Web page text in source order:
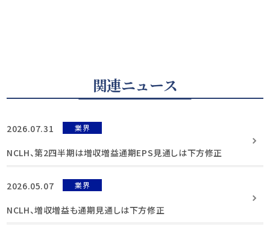
関連ニュース
2026.07.31 業界
NCLH、第2四半期は増収増益通期EPS見通しは下方修正
2026.05.07 業界
NCLH、増収増益も通期見通しは下方修正